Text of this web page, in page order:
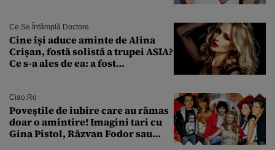
Ce Se Întâmplă Doctore
Cine își aduce aminte de Alina
Crișan, fostă solistă a trupei ASIA?
Ce s-a ales de ea: a fost
Ciao.ro
Poveştile de iubire care au rămas
doar o amintire! Imagini tari cu
Gina Pistol, Răzvan Fodor sau